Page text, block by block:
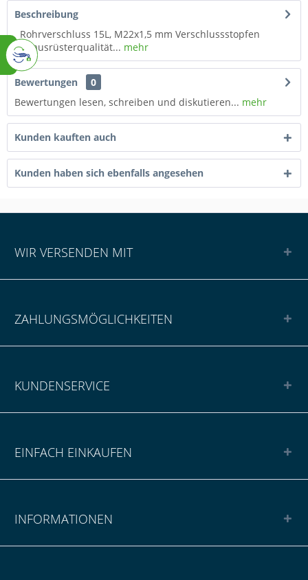
Beschreibung
Rohrverschluss 15L, M22x1,5 mm Verschlussstopfen
Erstausrüsterqualität... mehr
Bewertungen
0
Bewertungen lesen, schreiben und diskutieren... mehr
Kunden kauften auch
Kunden haben sich ebenfalls angesehen
WIR VERSENDEN MIT
ZAHLUNGSMÖGLICHKEITEN
KUNDENSERVICE
EINFACH EINKAUFEN
INFORMATIONEN